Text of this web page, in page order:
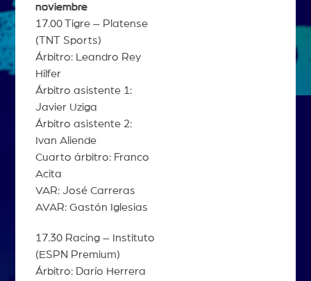
noviembre
17.00 Tigre – Platense
(TNT Sports)
Árbitro: Leandro Rey
Hilfer
Árbitro asistente 1:
Javier Uziga
Árbitro asistente 2:
Ivan Aliende
Cuarto árbitro: Franco
Acita
VAR: José Carreras
AVAR: Gastón Iglesias
17.30 Racing – Instituto
(ESPN Premium)
Árbitro: Darío Herrera